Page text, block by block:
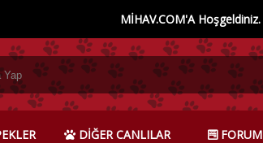
MİHAV.COM'A Hoşgeldiniz.
DİĞER CANLILAR FORUM